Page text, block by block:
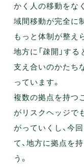
かく人の移動をな
域間移動が完全に
もっと体制が整え
地方に「疎開」す
支え合いのかたち
っています。
複数の拠点を持つ
がリスクヘッジで
がっていくし、今
て、地方に拠点を
う。